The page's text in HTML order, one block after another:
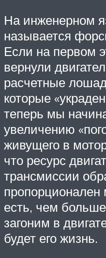
На инженерном
называется
Если на первом
вернули
расчетные
которые
теперь мы
увеличению
живущего в
что ресурс
трансмиссии
есть, чем
загоним в
будет его жизнь.